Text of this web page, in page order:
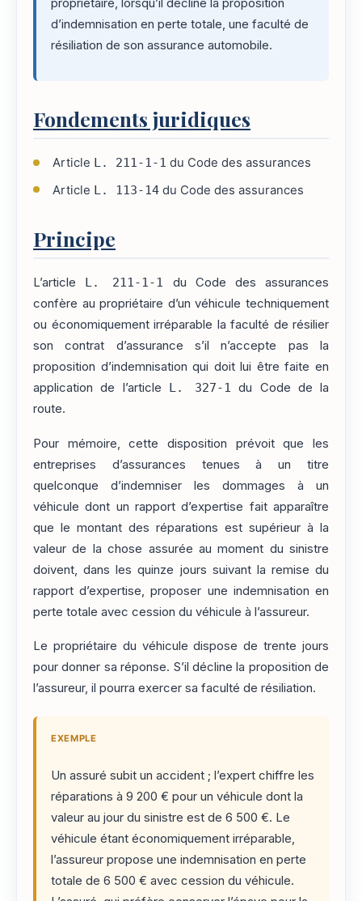
propriétaire, lorsqu’il décline la proposition
d’indemnisation en perte totale, une faculté de
résiliation de son assurance automobile.
Fondements juridiques
Article L. 211-1-1 du Code des assurances
Article L. 113-14du Code des assurances
Principe
L’article L. 211-1-1 du Code des assurances
confère au propriétaire d’un véhicule techniquement
ou économiquement irréparable la faculté de résilier
son contrat d’assurance s’il n’accepte pas la
proposition d’indemnisation qui doit lui être faite en
application de l’article
L. 327-1 du Code de la
route.
Pour mémoire, cette disposition prévoit que les
entreprises d’assurances tenues à un titre
quelconque d’indemniser les dommages à un
véhicule dont un rapport d’expertise fait apparaître
que le montant des réparations est supérieur à la
valeur de la chose assurée au moment du sinistre
doivent, dans les quinze jours suivant la remise du
rapport d’expertise, proposer une indemnisation en
perte totale avec cession du véhicule à l’assureur.
Le propriétaire du véhicule dispose de trente jours
pour donner sa réponse. S’il décline la proposition de
l’assureur, il pourra exercer sa faculté de résiliation.
EXEMPLE
Un assuré subit un accident ; l’expert chiffre les
réparations à 9 200 € pour un véhicule dont la
valeur au jour du sinistre est de 6 500 €. Le
véhicule étant économiquement irréparable,
l’assureur propose une indemnisation en perte
totale de 6 500 € avec cession du véhicule.